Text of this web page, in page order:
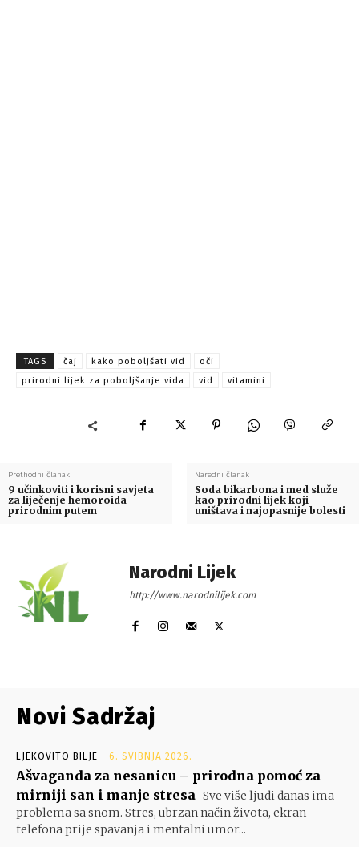
TAGS čaj kako poboljšati vid
oči
prirodni lijek za poboljšanje vida
vid vitamini
Prethodni članak
9 učinkoviti i korisni savjeta
za liječenje hemoroida
prirodnim putem
Naredni članak
Soda bikarbona i med služe
kao prirodni lijek koji
uništava i najopasnije bolesti
Narodni Lijek
http://www.narodnilijek.com
Novi Sadržaj
LJEKOVITO BILJE 6. SVIBNJA 2026.
Ašvaganda za nesanicu – prirodna pomoć za
mirniji san i manje stresa Sve više ljudi danas ima
problema sa snom. Stres, ubrzan način života, ekran
telefona prije spavanja i mentalni umor...